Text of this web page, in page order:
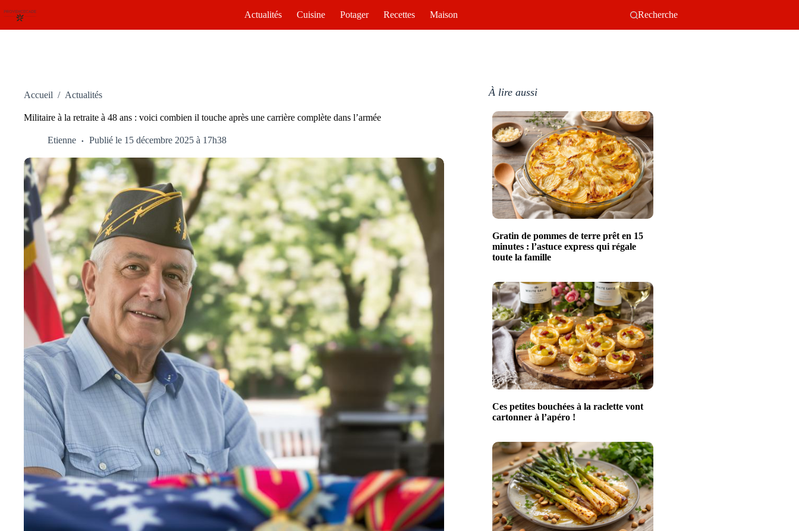
au
Actualités Cuisine Potager Recettes Maison Recherche
Accueil / Actualités
Militaire à la retraite à 48 ans : voici combien il touche après une carrière complète dans l’armée
Etienne Publié le 15 décembre 2025 à 17h38
À lire aussi
Gratin de pommes de terre prêt en 15
minutes : l’astuce express qui régale
toute la famille
Ces petites bouchées à la raclette vont
cartonner à l’apéro !